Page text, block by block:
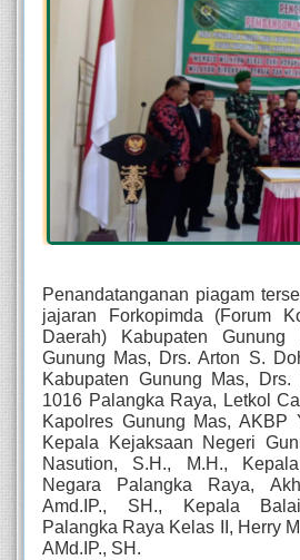
Penandatanganan piagam
jajaran Forkopimda (Forum
Daerah) Kabupaten
Gunung Mas, Drs. Arton S.
Kabupaten Gunung Mas,
1016 Palangka Raya, Letkol
Kapolres Gunung Mas, AKBP
Kepala Kejaksaan Negeri
Nasution, S.H., M.H.,
Negara Palangka Raya,
Amd.IP., SH., Kepala Balai
Palangka Raya Kelas II, Herry
AMd.IP., SH.